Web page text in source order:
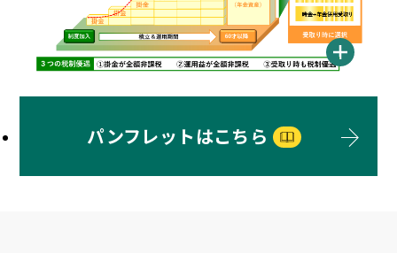
パンフレットはこちら